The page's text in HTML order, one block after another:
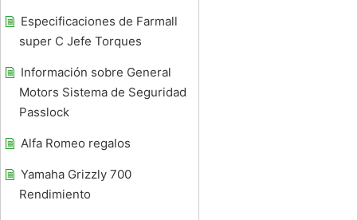
Especificaciones de Farmall
super C Jefe Torques
Información sobre General
Motors Sistema de Seguridad
Passlock
Alfa Romeo regalos
Yamaha Grizzly 700
Rendimiento